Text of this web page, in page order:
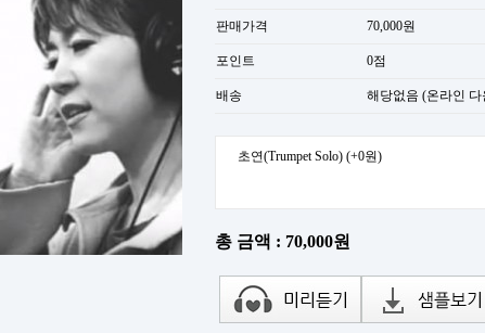
판매가격 70,000원
포인트 0점
배송 해당없음 (온라인
초연(Trumpet Solo) (+0원)
총 금액 : 70,000원